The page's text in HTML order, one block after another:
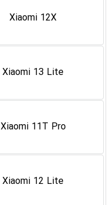
Xiaomi 12X
Xiaomi 13 Lite
Xiaomi 11T Pro
Xiaomi 12 Lite